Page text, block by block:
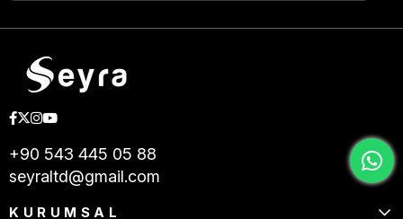
+90 543 445 05 88
seyraltd@gmail.com
KURUMSAL